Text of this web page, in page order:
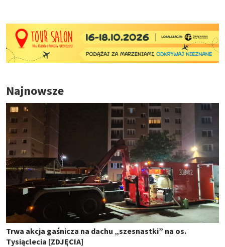
Najnowsze
Trwa akcja gaśnicza na dachu „szesnastki” na os.
Tysiąclecia [ZDJĘCIA]